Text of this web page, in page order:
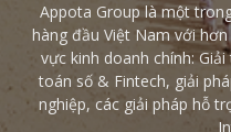
Appota Group là một
hàng đầu Việt Nam với
vực kinh doanh chính:
toán số & Fintech, giải
nghiệp, các giải pháp hỗ